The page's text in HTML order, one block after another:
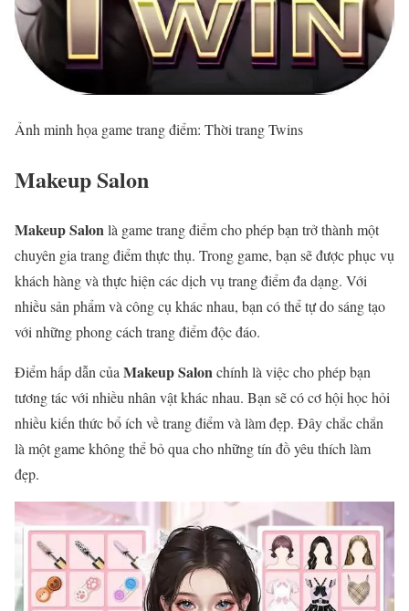
Ảnh minh họa game trang điểm: Thời trang Twins
Makeup Salon
Makeup Salonlà game trang điểm cho phép bạn trở thành một
chuyên gia trang điểm thực thụ. Trong game, bạn sẽ được phục vụ
khách hàng và thực hiện các dịch vụ trang điểm đa dạng. Với
nhiều sản phẩm và công cụ khác nhau, bạn có thể tự do sáng tạo
với những phong cách trang điểm độc đáo.
Điểm hấp dẫn của Makeup Salonchính là việc cho phép bạn
tương tác với nhiều nhân vật khác nhau. Bạn sẽ có cơ hội học hỏi
nhiều kiến thức bổ ích về trang điểm và làm đẹp. Đây chắc chắn
là một game không thể bỏ qua cho những tín đồ yêu thích làm
đẹp.